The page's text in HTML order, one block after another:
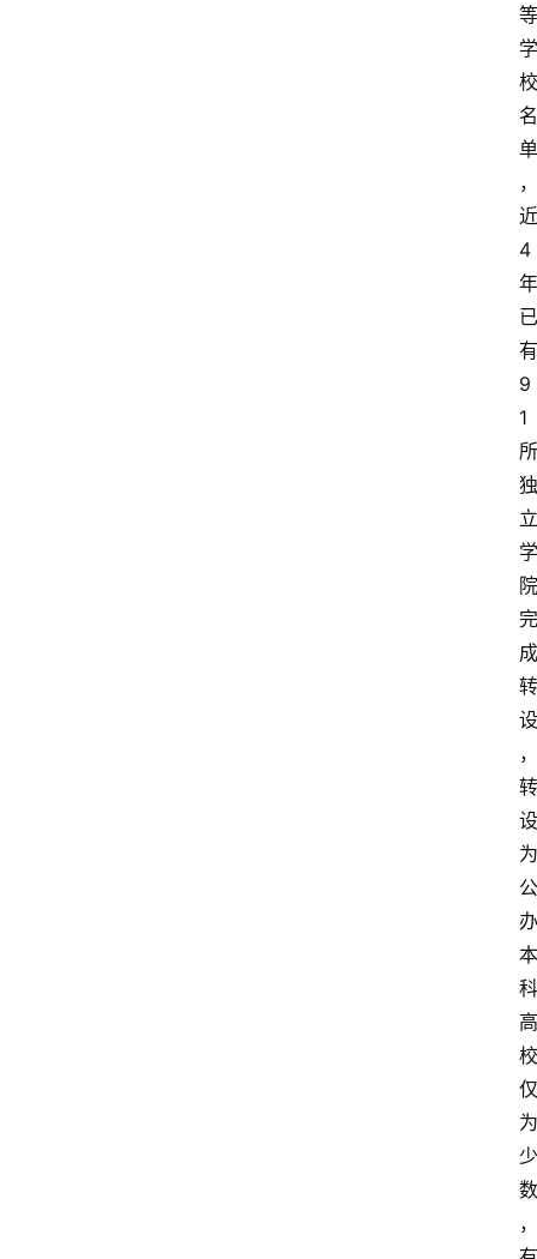
等
学
校
名
单
，
近
4
年
已
有
9
1
所
独
立
学
院
完
成
转
设
，
转
设
为
公
办
本
科
高
校
仅
为
少
数
，